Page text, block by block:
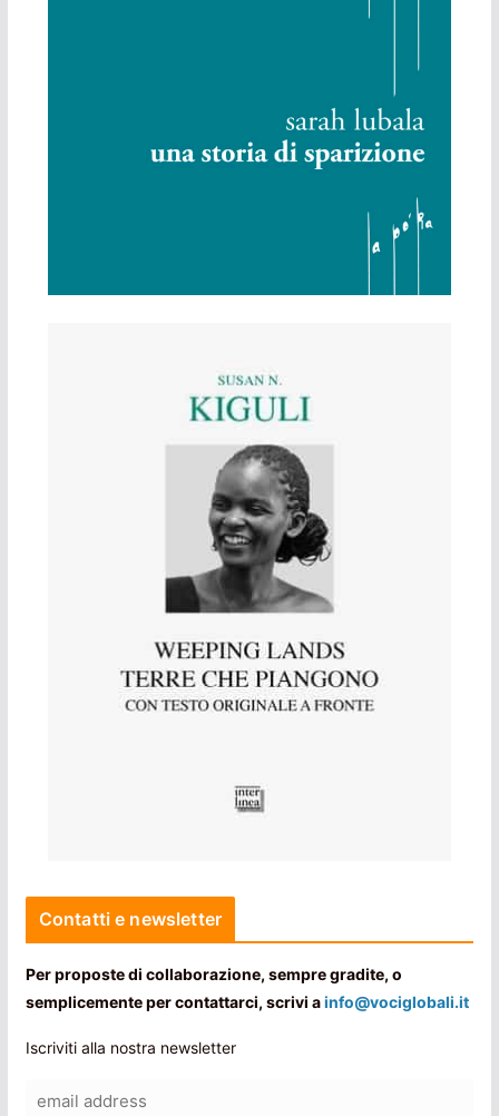
Contatti e newsletter
Per proposte di collaborazione, sempre gradite, o
semplicemente per contattarci, scrivi ainfo@vociglobali.it
Iscriviti alla nostra newsletter